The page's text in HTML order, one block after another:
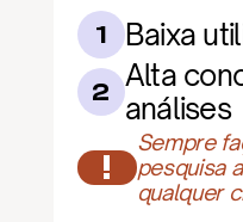
1 Baixa
2 Alta
análises
!
Sempre
pesquisa
qualquer